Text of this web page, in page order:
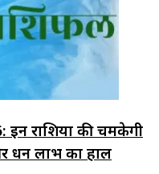
राशियों की चमकेगी
धन लाभ का हाल